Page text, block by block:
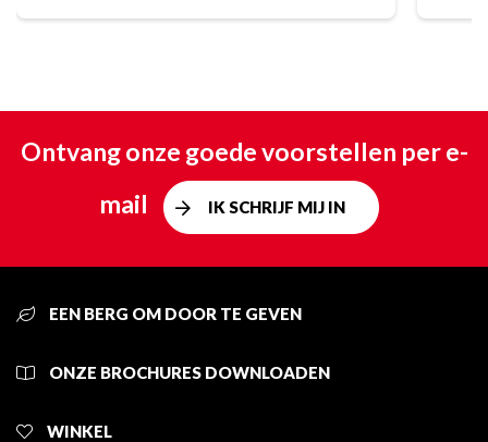
Ontvang onze goede voorstellen per e-
mail
IK SCHRIJF MIJ IN
EEN BERG OM DOOR TE GEVEN
ONZE BROCHURES DOWNLOADEN
WINKEL